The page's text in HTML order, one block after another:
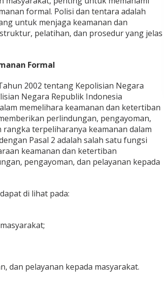
formal. Polisi dan tentara adalah
untuk menjaga keamanan dan
pelatihan, dan prosedur yang jelas
Formal
2002 tentang Kepolisian Negara
Negara Republik Indonesia
memelihara keamanan dan ketertiban
perlindungan, pengayoman,
terpeliharanya keamanan dalam
Pasal 2 adalah salah satu fungsi
keamanan dan ketertiban
pengayoman, dan pelayanan kepada
di lihat pada:
dan pelayanan kepada masyarakat.